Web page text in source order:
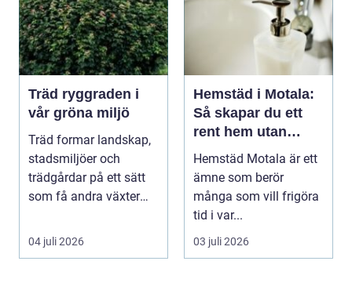
Träd ryggraden i
vår gröna miljö
Träd formar landskap,
stadsmiljöer och
trädgårdar på ett sätt
som få andra växter
04 juli 2026
Hemstäd i Motala:
Så skapar du ett
rent hem utan
stress
Hemstäd Motala är ett
ämne som berör
många som vill frigöra
tid i var...
03 juli 2026